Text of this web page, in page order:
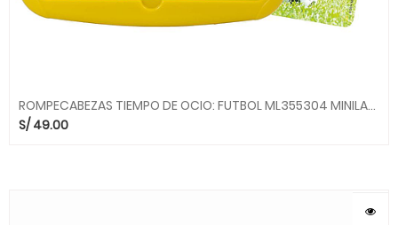
ROMPECABEZAS TIEMPO DE OCIO: FUTBOL ML355304 MINILAND
S/ 49.00